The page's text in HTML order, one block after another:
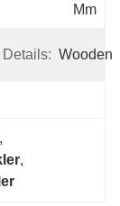
Mm
Wooden
,
,